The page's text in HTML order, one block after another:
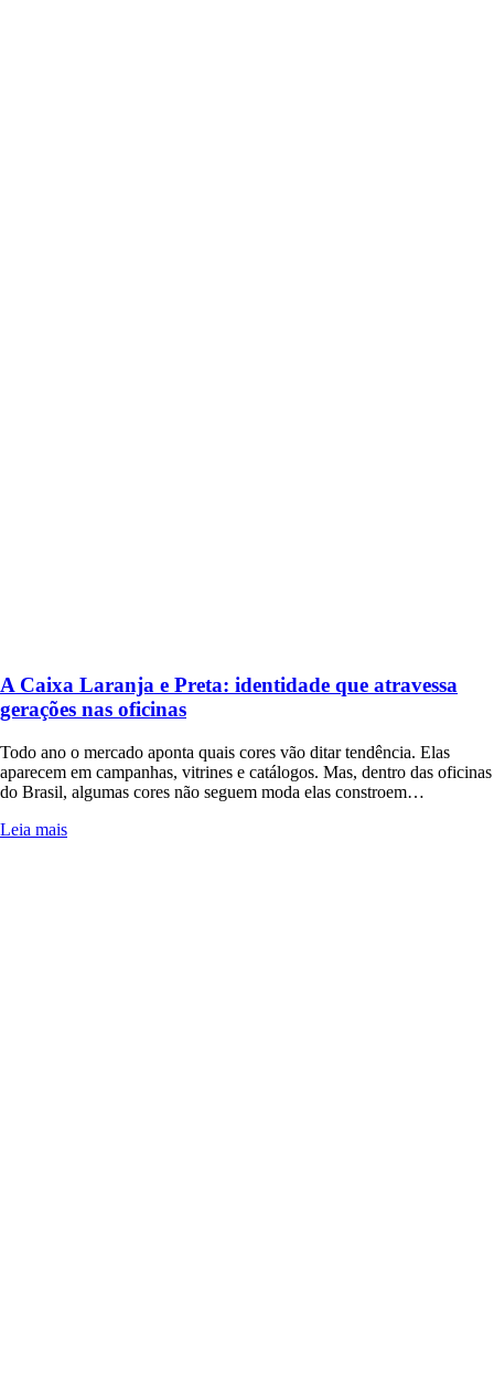
A Caixa Laranja e Preta: identidade que atravessa
gerações nas oficinas
Todo ano o mercado aponta quais cores vão ditar tendência. Elas
aparecem em campanhas, vitrines e catálogos. Mas, dentro das oficinas
do Brasil, algumas cores não seguem moda elas constroem…
Leia mais